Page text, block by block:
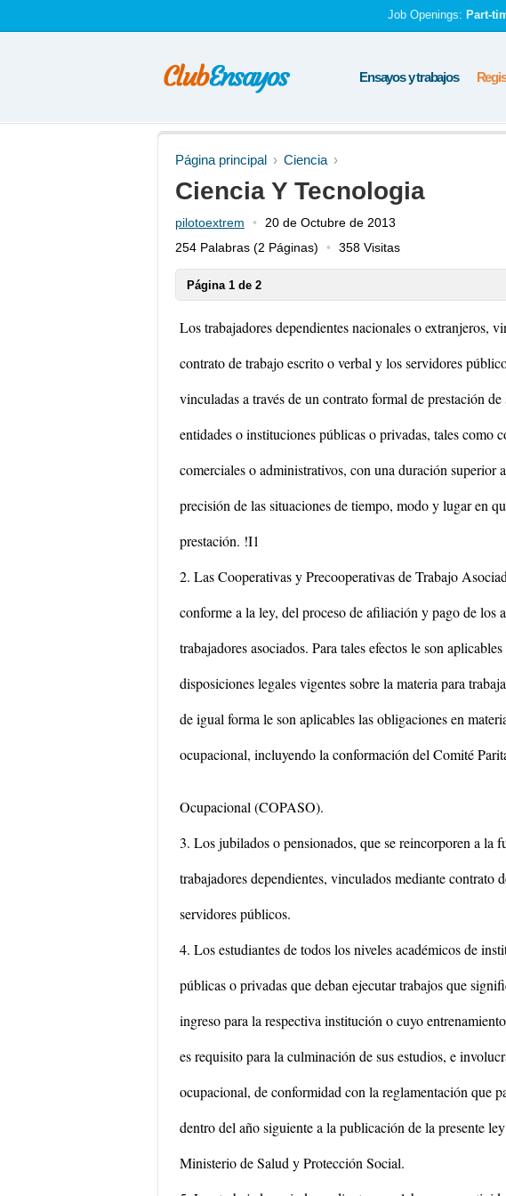
Job Openings: Part-
Ensayos y trabajos
Página principal Ciencia
Ciencia Y Tecnologia
pilotoextrem
20 de Octubre de 2013
254 Palabras (2 Páginas) 358 Visitas
Página 1 de 2
Los trabajadores dependientes nacionales o extranjeros,
contrato de trabajo escrito o verbal y los servidores
vinculadas a través de un contrato formal de prestación
entidades o instituciones públicas o privadas, tales como
comerciales o administrativos, con una duración superior
precisión de las situaciones de tiempo, modo y lugar en
prestación. !I1
2. Las Cooperativas y Precooperativas de Trabajo
conforme a la ley, del proceso de afiliación y pago de los
trabajadores asociados. Para tales efectos le son
disposiciones legales vigentes sobre la materia para
de igual forma le son aplicables las obligaciones en
ocupacional, incluyendo la conformación del Comité
Ocupacional (COPASO).
3. Los jubilados o pensionados, que se reincorporen a la
trabajadores dependientes, vinculados mediante contrato
servidores públicos.
4. Los estudiantes de todos los niveles académicos de
públicas o privadas que deban ejecutar trabajos que
ingreso para la respectiva institución o cuyo
es requisito para la culminación de sus estudios, e
ocupacional, de conformidad con la reglamentación que
dentro del año siguiente a la publicación de la presente
Ministerio de Salud y Protección Social.